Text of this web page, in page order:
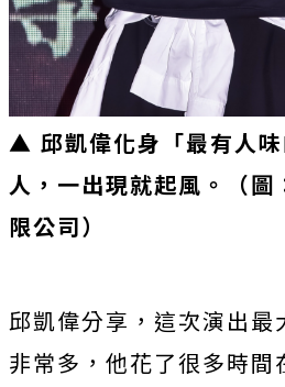
▲ 邱凱偉化身「最有人
人，一出現就起風 。
（
限公司）
邱凱偉分享，這次演出最
非常多， 他花了很多時間